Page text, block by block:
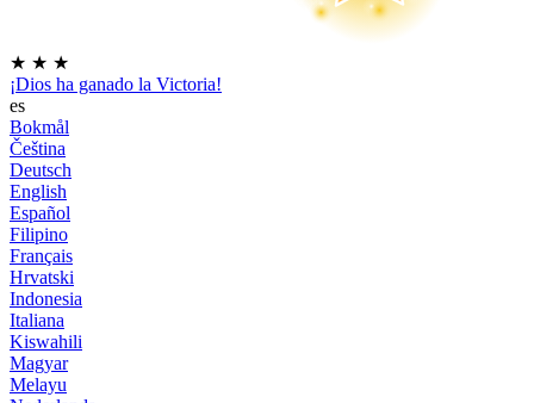
★ ★ ★
¡Dios ha ganado la Victoria!
es
Bokmål
Čeština
Deutsch
English
Español
Filipino
Français
Hrvatski
Indonesia
Italiana
Kiswahili
Magyar
Melayu